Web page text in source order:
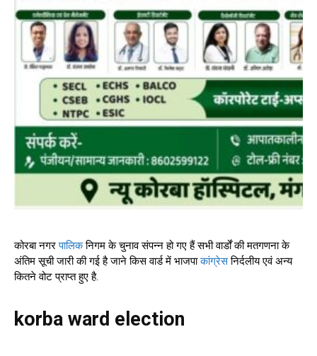
कोरबा नगरपालिकनिगम के चुनाव संपन्न हो गए हैं सभी वार्डों की मतगणना के
अंतिम सूची जारी की गई है जाने किस वार्ड में भाजपाकांग्रेसनिर्दलीय एवं अन्य
कितने वोट प्राप्त हुए है.
korba ward election